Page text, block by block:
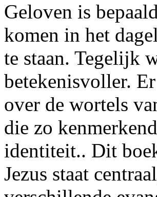
Geloven is
komen in het
te staan. Tegelijk
betekenisvoller.
over de wortels
die zo
identiteit.. Dit
Jezus staat